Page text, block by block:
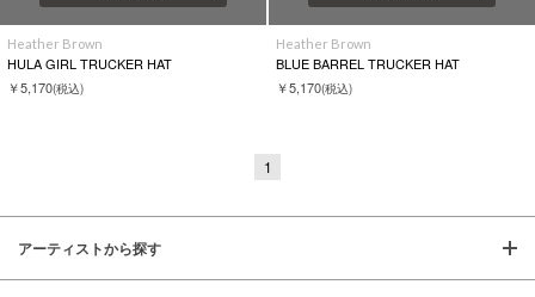
Heather Brown
HULA GIRL TRUCKER HAT
￥5,170(税込)
Heather Brown
BLUE BARREL TRUCKER HAT
￥5,170(税込)
1
アーティストから探す